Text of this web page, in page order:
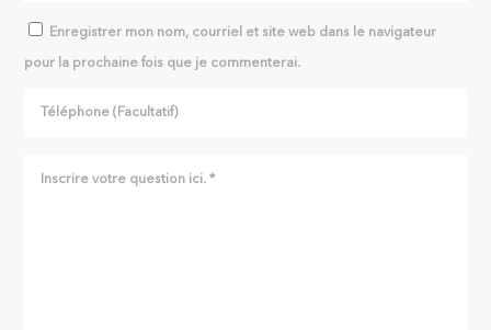
Enregistrer mon nom, courriel et site web dans le navigateur
pour la prochaine fois que je commenterai.